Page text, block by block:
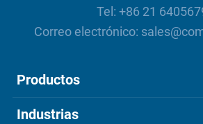
Tel: +86 21
Correo electrónico:
Productos
Industrias